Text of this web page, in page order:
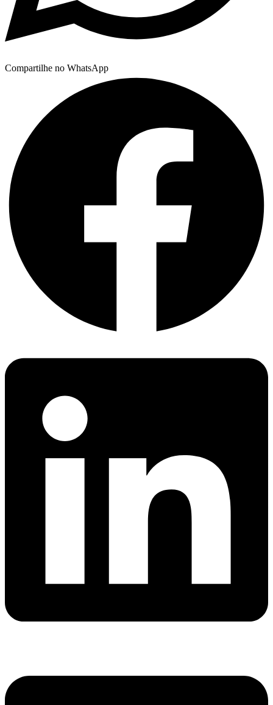
Compartilhe no WhatsApp